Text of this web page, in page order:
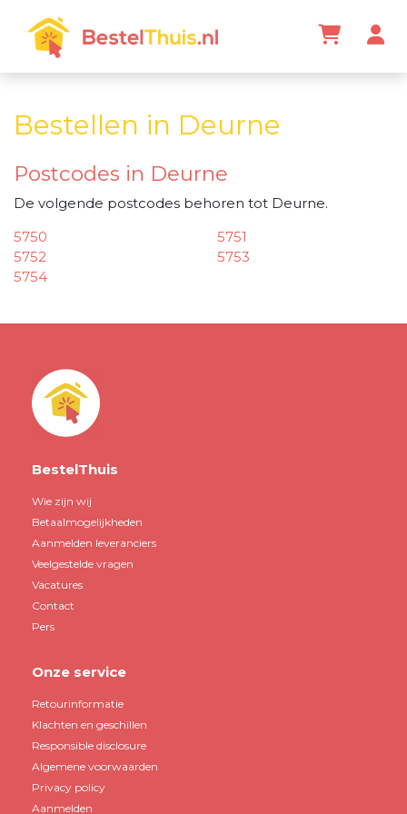
Bestellen in Deurne
Postcodes in Deurne
De volgende postcodes behoren tot Deurne.
5750
5751
5752
5753
5754
BestelThuis
Wie zijn wij
Betaalmogelijkheden
Aanmelden leveranciers
Veelgestelde vragen
Vacatures
Contact
Pers
Onze service
Retourinformatie
Klachten en geschillen
Responsible disclosure
Algemene voorwaarden
Privacy policy
Aanmelden